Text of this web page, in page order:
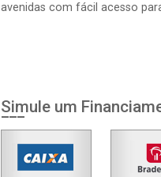
avenidas com fácil acesso
Simule um